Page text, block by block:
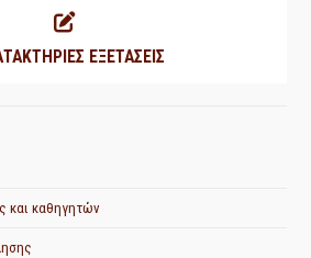
ΕΞΕΤΑΣΕΙΣ
και καθηγητών